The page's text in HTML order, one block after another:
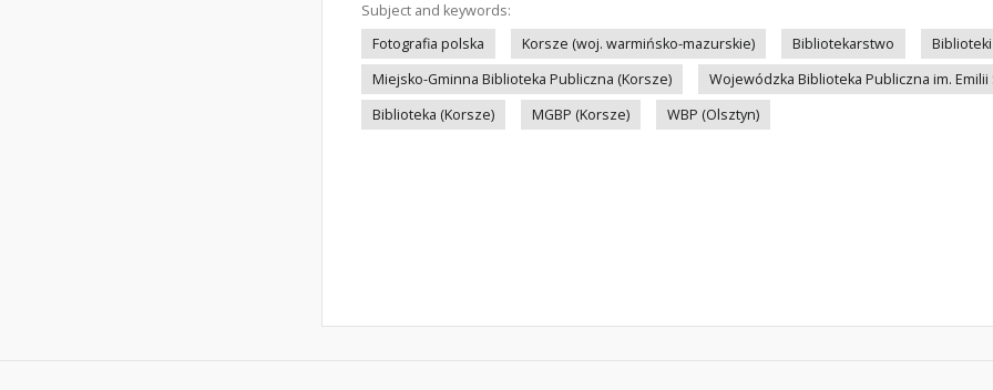
Subject and keywords:
Fotografia polska
Korsze (woj. warmińsko-mazurskie) Bibliotekarstwo
Miejsko-Gminna Biblioteka Publiczna (Korsze)
Wojewódzka Biblioteka Publiczna im.
Biblioteka (Korsze)
MGBP (Korsze) WBP (Olsztyn)